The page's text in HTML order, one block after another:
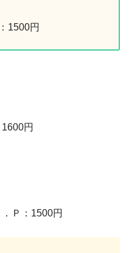
1500円
円
Ｐ：1500円